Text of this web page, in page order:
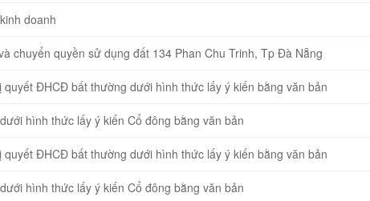
doanh
chuyển quyền sử dụng đất 134 Phan Chu Trinh, Tp Đà Nẵng
quyết ĐHCĐ bất thường dưới hình thức lấy ý kiến bằng văn bản
hình thức lấy ý kiến Cổ đông bằng văn bản
quyết ĐHCĐ bất thường dưới hình thức lấy ý kiến bằng văn bản
hình thức lấy ý kiến Cổ đông bằng văn bản